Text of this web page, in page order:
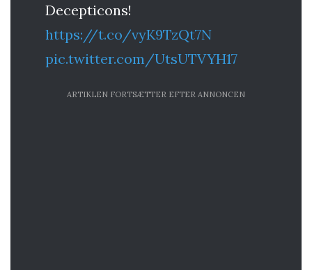
Decepticons!
https://t.co/vyK9TzQt7N
pic.twitter.com/UtsUTVYH17
ARTIKLEN FORTSÆTTER EFTER ANNONCEN